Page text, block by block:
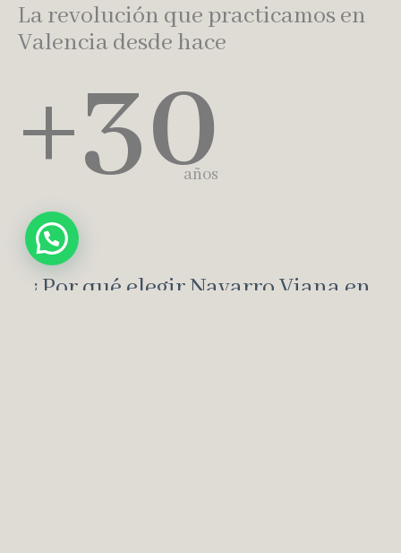
La revolución que practicamos en
Valencia desde hace
años
+30
¿Por qué elegir Navarro Viana en